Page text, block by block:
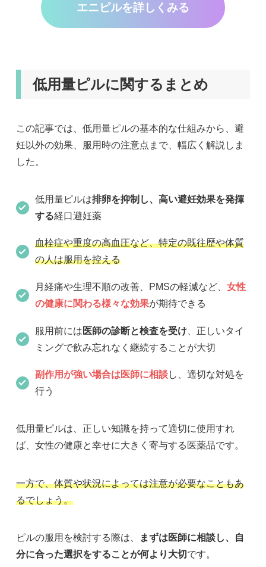
エニピルを詳しくみる
低用量ピルに関するまとめ
この記事では、低用量ピルの基本的な仕組みから、避
妊以外の効果、服用時の注意点まで、幅広く解説しま
した。
低用量ピルは排卵を抑制し、高い避妊効果を発揮
する経口避妊薬
血栓症や重度の高血圧など、特定の既往歴や体質
の人は服用を控える
月経痛や生理不順の改善、PMSの軽減など、 女性
の健康に関わる様々な効果が期待できる
服用前には 医師の診断と検査を受け、正しいタイ
ミングで飲み忘れなく継続することが大切
副作用が強い場合は医師に相談し、適切な対処を
行う
低用量ピルは、正しい知識を持って適切に使用すれ
ば、女性の健康と幸せに大きく寄与する医薬品です。
一方で、体質や状況によっては注意が必要なこともあ
るでしょう。
ピルの服用を検討する際は、
まずは医師に相談し、自
分に合った選択をすることが何より大切 です。